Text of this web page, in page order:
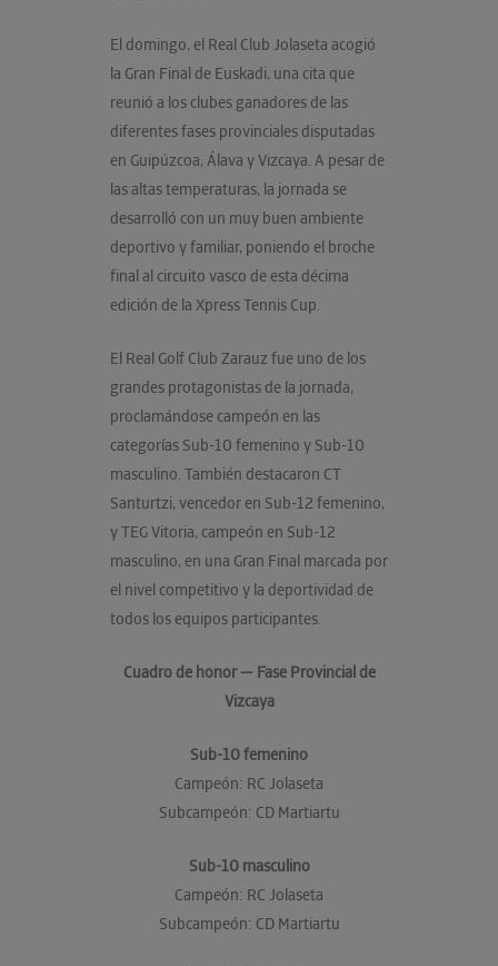
El domingo, el Real Club Jolaseta acogió
la Gran Final de Euskadi, una cita que
reunió a los clubes ganadores de las
diferentes fases provinciales disputadas
en Guipúzcoa, Álava y Vizcaya. A pesar de
las altas temperaturas, la jornada se
desarrolló con un muy buen ambiente
deportivo y familiar, poniendo el broche
final al circuito vasco de esta décima
edición de la Xpress Tennis Cup.
El Real Golf Club Zarauz fue uno de los
grandes protagonistas de la jornada,
proclamándose campeón en las
categorías Sub-10 femenino y Sub-10
masculino. También destacaron CT
Santurtzi, vencedor en Sub-12 femenino,
y TEG Vitoria, campeón en Sub-12
masculino, en una Gran Final marcada por
el nivel competitivo y la deportividad de
todos los equipos participantes.
Cuadro de honor — Fase Provincial de
Vizcaya
Sub-10 femenino
Campeón: RC Jolaseta
Subcampeón: CD Martiartu
Sub-10 masculino
Campeón: RC Jolaseta
Subcampeón: CD Martiartu